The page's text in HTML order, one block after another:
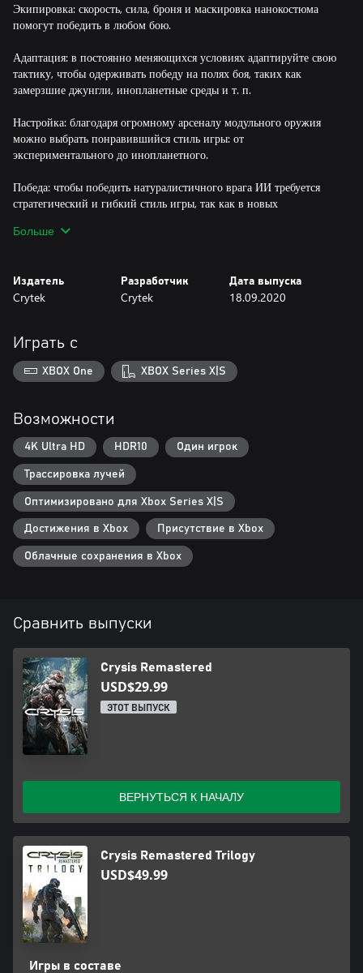
Экипировка: скорость, сила, броня и маскировка нанокостюма
помогут победить в любом бою.
Адаптация: в постоянно меняющихся условиях адаптируйте свою
тактику, чтобы одерживать победу на полях боя, таких как
замерзшие джунгли, инопланетные среды и т. п.
Настройка: благодаря огромному арсеналу модульного оружия
можно выбрать понравившийся стиль игры: от
экспериментального до инопланетного.
Победа: чтобы победить натуралистичного врага ИИ требуется
стратегический и гибкий стиль игры, так как в новых
действовать на опережение и идти в наступление.
уничтожая препятствия, управляя различными транспортными
средствами и используя саму окружающую среду против ваших
Больше
Издатель
Crytek
Разработчик
Crytek
Дата выпуска
18.09.2020
Играть с
XBOX One XBOX Series X|S
Возможности
4K Ultra HD HDR10 Один игрок
Трассировка лучей
Оптимизировано для Xbox Series X|S
Достижения в Xbox Присутствие в Xbox
Облачные сохранения в Xbox
Сравнить выпуски
Crysis Remastered
USD$29.99
ЭТОТ ВЫПУСК
ВЕРНУТЬСЯ К НАЧАЛУ
Crysis Remastered Trilogy
USD$49.99
Игры в составе